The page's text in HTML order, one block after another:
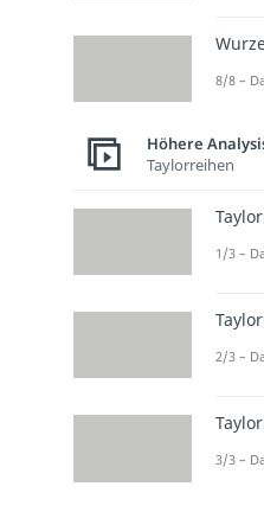
8/8 –
Höhere
Taylorreihen
1/3 –
2/3 –
3/3 –